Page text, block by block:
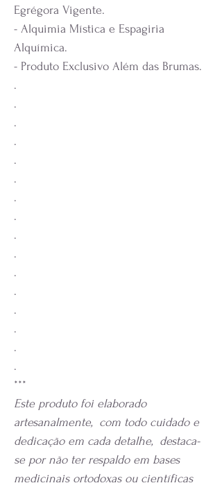
Egrégora Vigente.
- Alquimia Mística e Espagiria
Alquímica.
- Produto Exclusivo Além das Brumas.
.
.
.
.
.
.
.
.
.
.
.
.
.
.
.
.
***
Este produto foi elaborado
artesanalmente, com todo cuidado e
dedicação em cada detalhe, destaca-
se por não ter respaldo em bases
medicinais ortodoxas ou científicas